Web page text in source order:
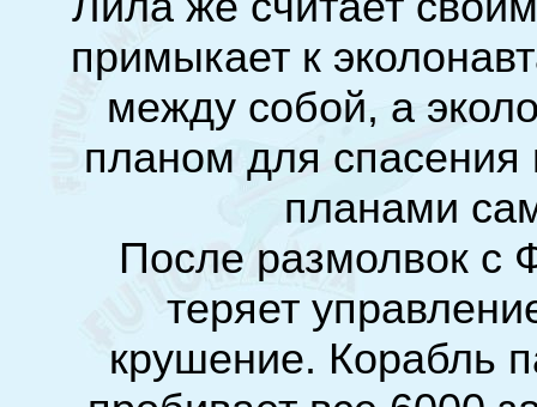
примыкает к
между собой, а
планом для спасения
планами
После размолвок с
теряет
крушение. Корабль